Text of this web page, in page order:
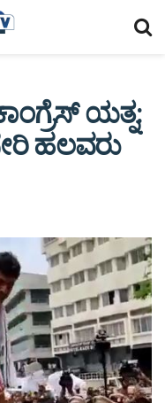
ಯತ್ನ:
ಹಲವರು